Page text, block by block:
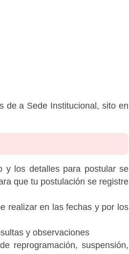
de a Sede Institucional, sito en
y los detalles para postular se
que tu postulación se registre
realizar en las fechas y por los
y observaciones
reprogramación, suspensión,